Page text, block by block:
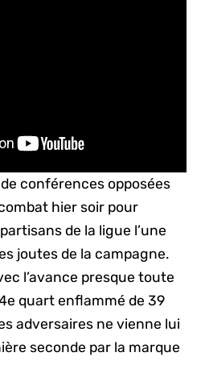
conférences opposées
hier soir pour
de la ligue l’une
joutes de la campagne.
l’avance presque toute
quart enflammé de 39
adversaires ne vienne lui
seconde par la marque